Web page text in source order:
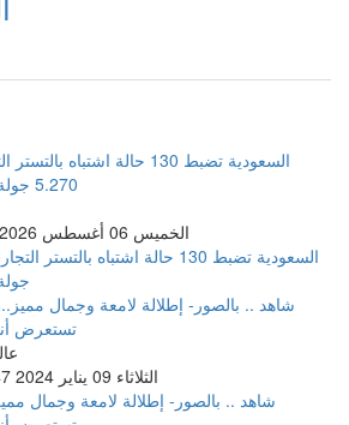
الخميس 06 أغسطس 2026 11:27 مساءً
الثلاثاء 09 يناير 2024 06:47 مساءً
شاهد .. بالصور- إطلالة لامعة وجمال